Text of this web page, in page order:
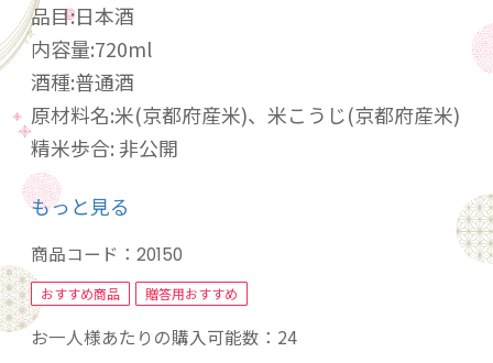
品目:日本酒
内容量:720ml
酒種:普通酒
原材料名:米(京都府産米)、米こうじ(京都府産米)
精米歩合: 非公開
アルコール分:13度
味の特徴:やや辛口、淡麗
お奨めの飲み方:冷やして
シャンパン製法を応用して仕上げた齊藤酒造初
の本格的発泡性日本酒です。
もっと見る
商品コード： 20150
おすすめ商品 贈答用おすすめ
お一人様あたりの購入可能数：24